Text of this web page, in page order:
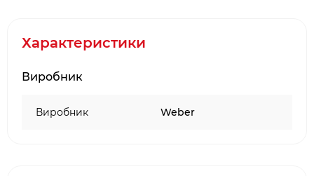
Вага 8 кг.
Характеристики
Виробник
Виробник Weber